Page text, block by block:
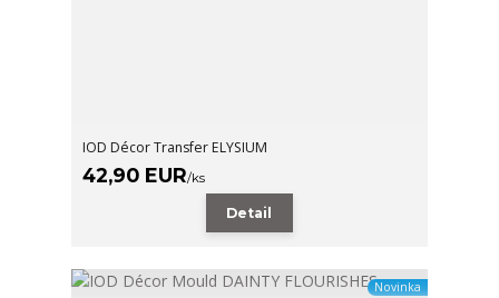
IOD Décor Transfer ELYSIUM
42,90 EUR/ks
Detail
Novinka